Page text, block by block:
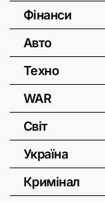
Фінанси
Авто
Техно
WAR
Світ
Україна
Кримінал